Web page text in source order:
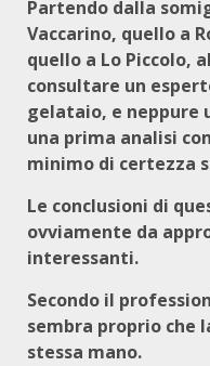
Partendo dalla
Vaccarino, quello a
quello a Lo Piccolo,
consultare un
gelataio, e neppure
una prima analisi
minimo di certezza
Le conclusioni di
ovviamente da
interessanti.
Secondo il
sembra proprio che
stessa mano.